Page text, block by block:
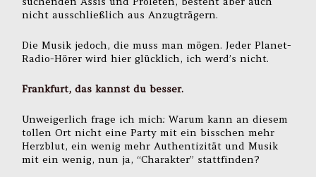
nicht ausschließlich aus Anzugträgern.
Die Musik jedoch, die muss man mögen. Jeder Planet-
Radio-Hörer wird hier glücklich, ich werd’s nicht.
Frankfurt, das kannst du besser.
Unweigerlich frage ich mich: Warum kann an diesem
tollen Ort nicht eine Party mit ein bisschen mehr
Herzblut, ein wenig mehr Authentizität und Musik
mit ein wenig, nun ja, “Charakter” stattfinden?